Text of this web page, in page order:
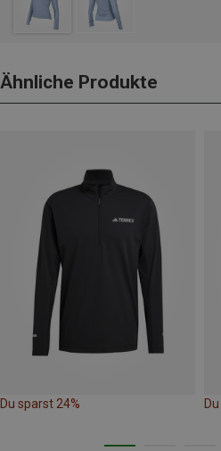
Ähnliche Produkte
Du sparst 24%